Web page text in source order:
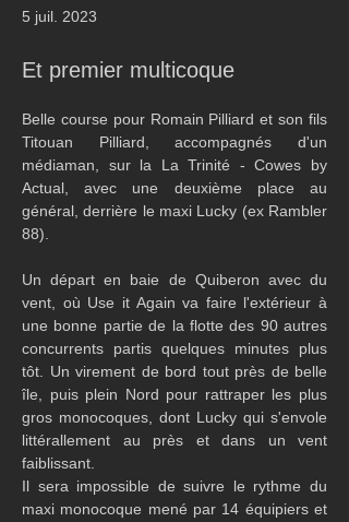
5 juil. 2023
Et premier multicoque
Belle course pour Romain Pilliard et son fils
Titouan Pilliard, accompagnés d'un
médiaman, sur la La Trinité - Cowes by
Actual, avec une deuxième place au
général, derrière le maxi Lucky (ex Rambler
88).
Un départ en baie de Quiberon avec du
vent, où Use it Again va faire l'extérieur à
une bonne partie de la flotte des 90 autres
concurrents partis quelques minutes plus
tôt. Un virement de bord tout près de belle
île, puis plein Nord pour rattraper les plus
gros monocoques, dont Lucky qui s'envole
littérallement au près et dans un vent
faiblissant.
Il sera impossible de suivre le rythme du
maxi monocoque mené par 14 équipiers et